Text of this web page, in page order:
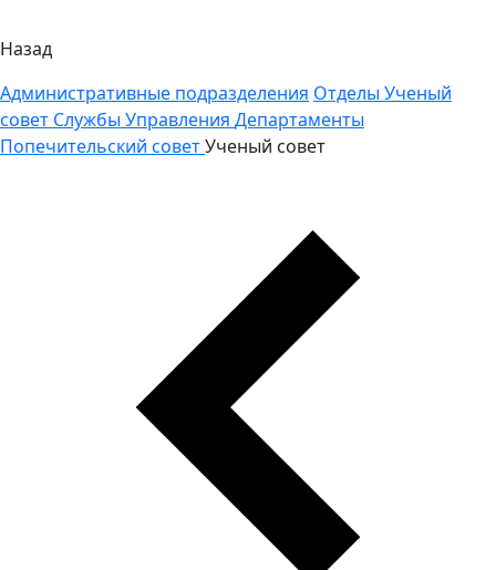
Назад
Административные подразделения Отделы Ученый
совет Службы Управления Департаменты
Попечительский советУченый совет